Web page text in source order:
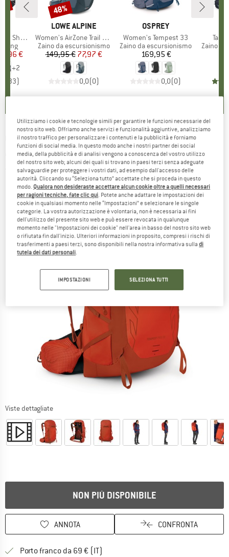
Cool
ridotto
€
+2
33)
MARCHIO
LOWE ALPINE
Articolo
Women's AirZone Trail ND33
Gruppo di prodotti
Zaino da escursionismo
Prezzo
149,95 €Prezzo ridotto
77,97 €
0,0(0)
Sconto
48%
MARCHIO
OSPREY
Articolo
Women's Tempest 33
Gruppo di prodotti
Zaino da escursionismo
Prezzo
169,95 €
0,0(0)
Gruppo
Zaino
OSPREY -Tempest Pro 30 - Zaino da
escursionismo
(0)
Viste dettagliate
NON PIÙ DISPONIBILE
ANNOTA CONFRONTA
Porto franco da 69 € (IT)
Utilizziamo i cookie e tecnologie simili per garantire le funzioni necessarie del
nostro sito web. Offriamo anche servizi e funzionalità aggiuntive, analizziamo
il nostro traffico per personalizzare i contenuti e la pubblicità e forniamo
funzioni di social media. In questo modo anche i nostri partner dei social
media, della pubblicità e di analisi vengono a conoscenza del vostro utilizzo
del nostro sito web; alcuni dei quali si trovano in paesi terzi senza adeguate
salvaguardie per proteggere i vostri dati, ad esempio dall'accesso delle
autorità. Cliccando su “Seleziona tutto” accettate che si proceda in questo
modo. Qualora non desideraste accettare alcun cookie oltre a quelli necessari
per ragioni tecniche, fate clic qui. Potete anche adattare le impostazioni dei
cookie in qualsiasi momento nelle “Impostazioni” e selezionare le singole
categorie. La vostra autorizzazione è volontaria, non è necessaria ai fini
dell'utilizzo del presente sito web e può essere revocata in qualunque
momento nelle "Impostazioni dei cookie" nell'area in basso del nostro sito web
o rifiutata fin dall'inizio. Ulteriori informazioni in proposito, compresi i rischi di
trasferimenti a paesi terzi, sono disponibili nella nostra informativa sulladi
tutela dei dati personali.
IMPOSTAZIONI SELEZIONA TUTTI